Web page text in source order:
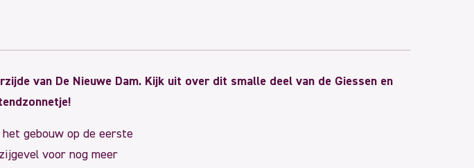
van De Nieuwe Dam. Kijk uit over dit smalle deel van de Giessen en
gebouw op de eerste
voor nog meer